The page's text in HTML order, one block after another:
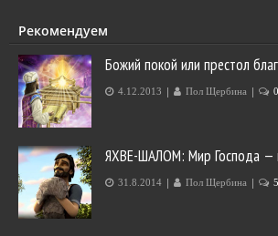
Рекомендуем
Божий покой или престол
4.12.2013 | Пол Щербина | 0
ЯХВЕ-ШАЛОМ: Мир Господа —
31.8.2014 | Пол Щербина | 5